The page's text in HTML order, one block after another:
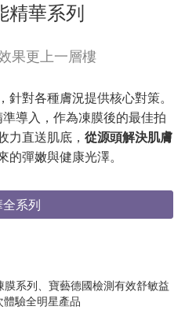
精華系列
果更上一層樓
針對各種膚況提供核心對策。
導入，作為凍膜後的最佳拍
力直送肌底， 從源頭解決肌膚
的彈嫩與健康光澤。
系列